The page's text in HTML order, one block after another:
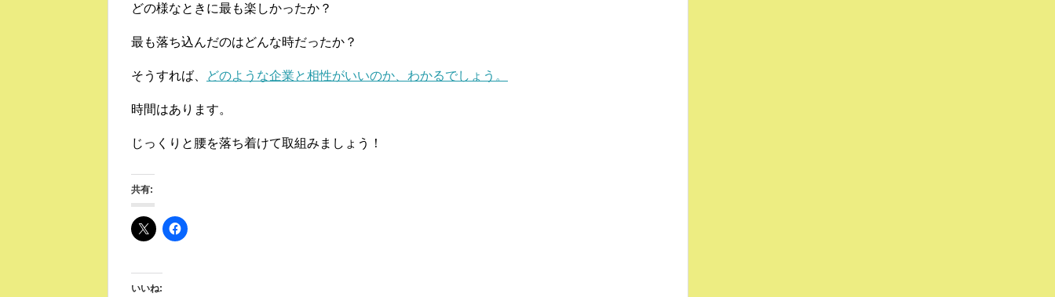
どの様なときに最も楽しかったか？
最も落ち込んだのはどんな時だったか？
そうすれば、 どのような企業と相性がいいのか、わかるでしょう。
時間はあります。
じっくりと腰を落ち着けて取組みましょう！
共有:
いいね: